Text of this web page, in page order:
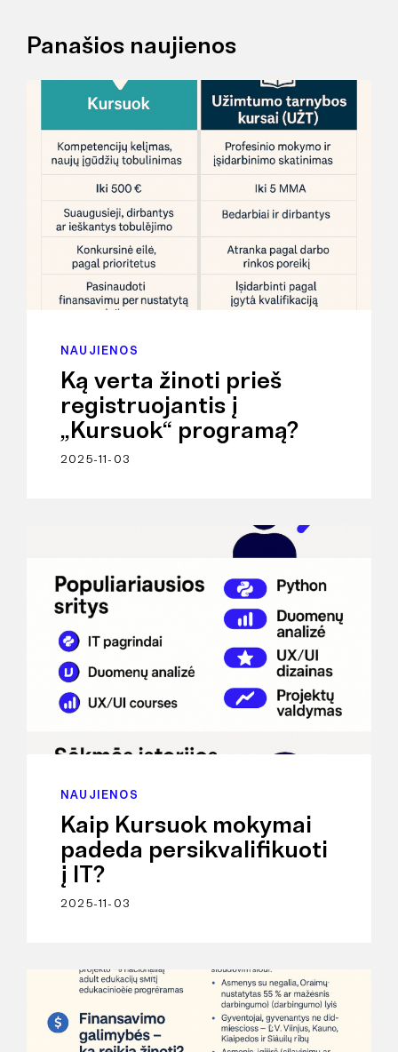
Panašios naujienos
NAUJIENOS
Ką verta žinoti prieš
registruojantis į
„Kursuok“ programą?
2025-11-03
NAUJIENOS
Kaip Kursuok mokymai
padeda persikvalifikuoti
į IT?
2025-11-03